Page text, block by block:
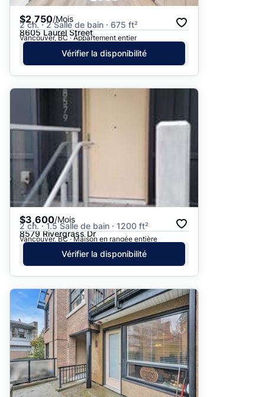
$2,750/Mois
2 ch. · 2 Salle de bain · 675 ft²
8605 Laurel Street
Vancouver, BC · Appartement entier
Vérifier la disponibilité
$3,600/Mois
2 ch. · 1.5 Salle de bain · 1200 ft²
8579 Rivergrass Dr
Vancouver, BC · Maison en rangée entière
Vérifier la disponibilité